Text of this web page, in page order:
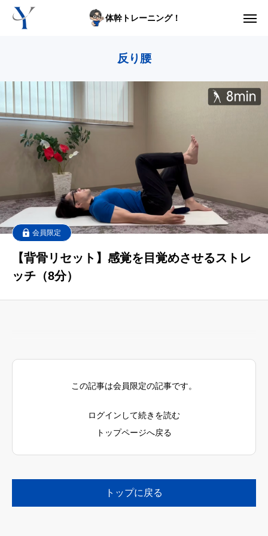
体幹トレーニング！
反り腰
会員限定
【背骨リセット】感覚を目覚めさせるストレ
ッチ（8分）
この記事は会員限定の記事です。
ログインして続きを読む
トップページへ戻る
トップに戻る
体型の悩み動画集
セルフ姿勢分析
トップ画面ガイド
利用規約
yoshidaコラム